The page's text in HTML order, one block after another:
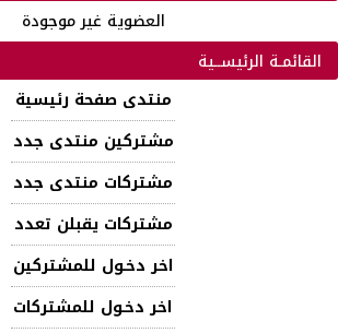
العضوية غير موجودة
القائمـة الرئيســية
منتدى صفحة رئيسية
مشتركين منتدى جدد
مشتركات منتدى جدد
مشتركات يقبلن تعدد
اخر دخـول للمشتركين
اخر دخـول للمشتركات